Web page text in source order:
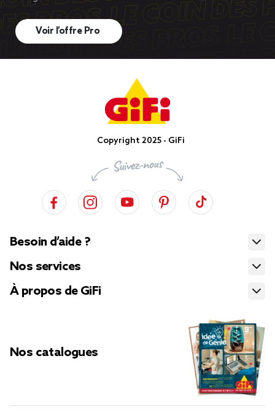
Voir l’offre Pro
Copyright 2025 - GiFi
Besoin d’aide ?
Nos services
À propos de GiFi
Nos catalogues